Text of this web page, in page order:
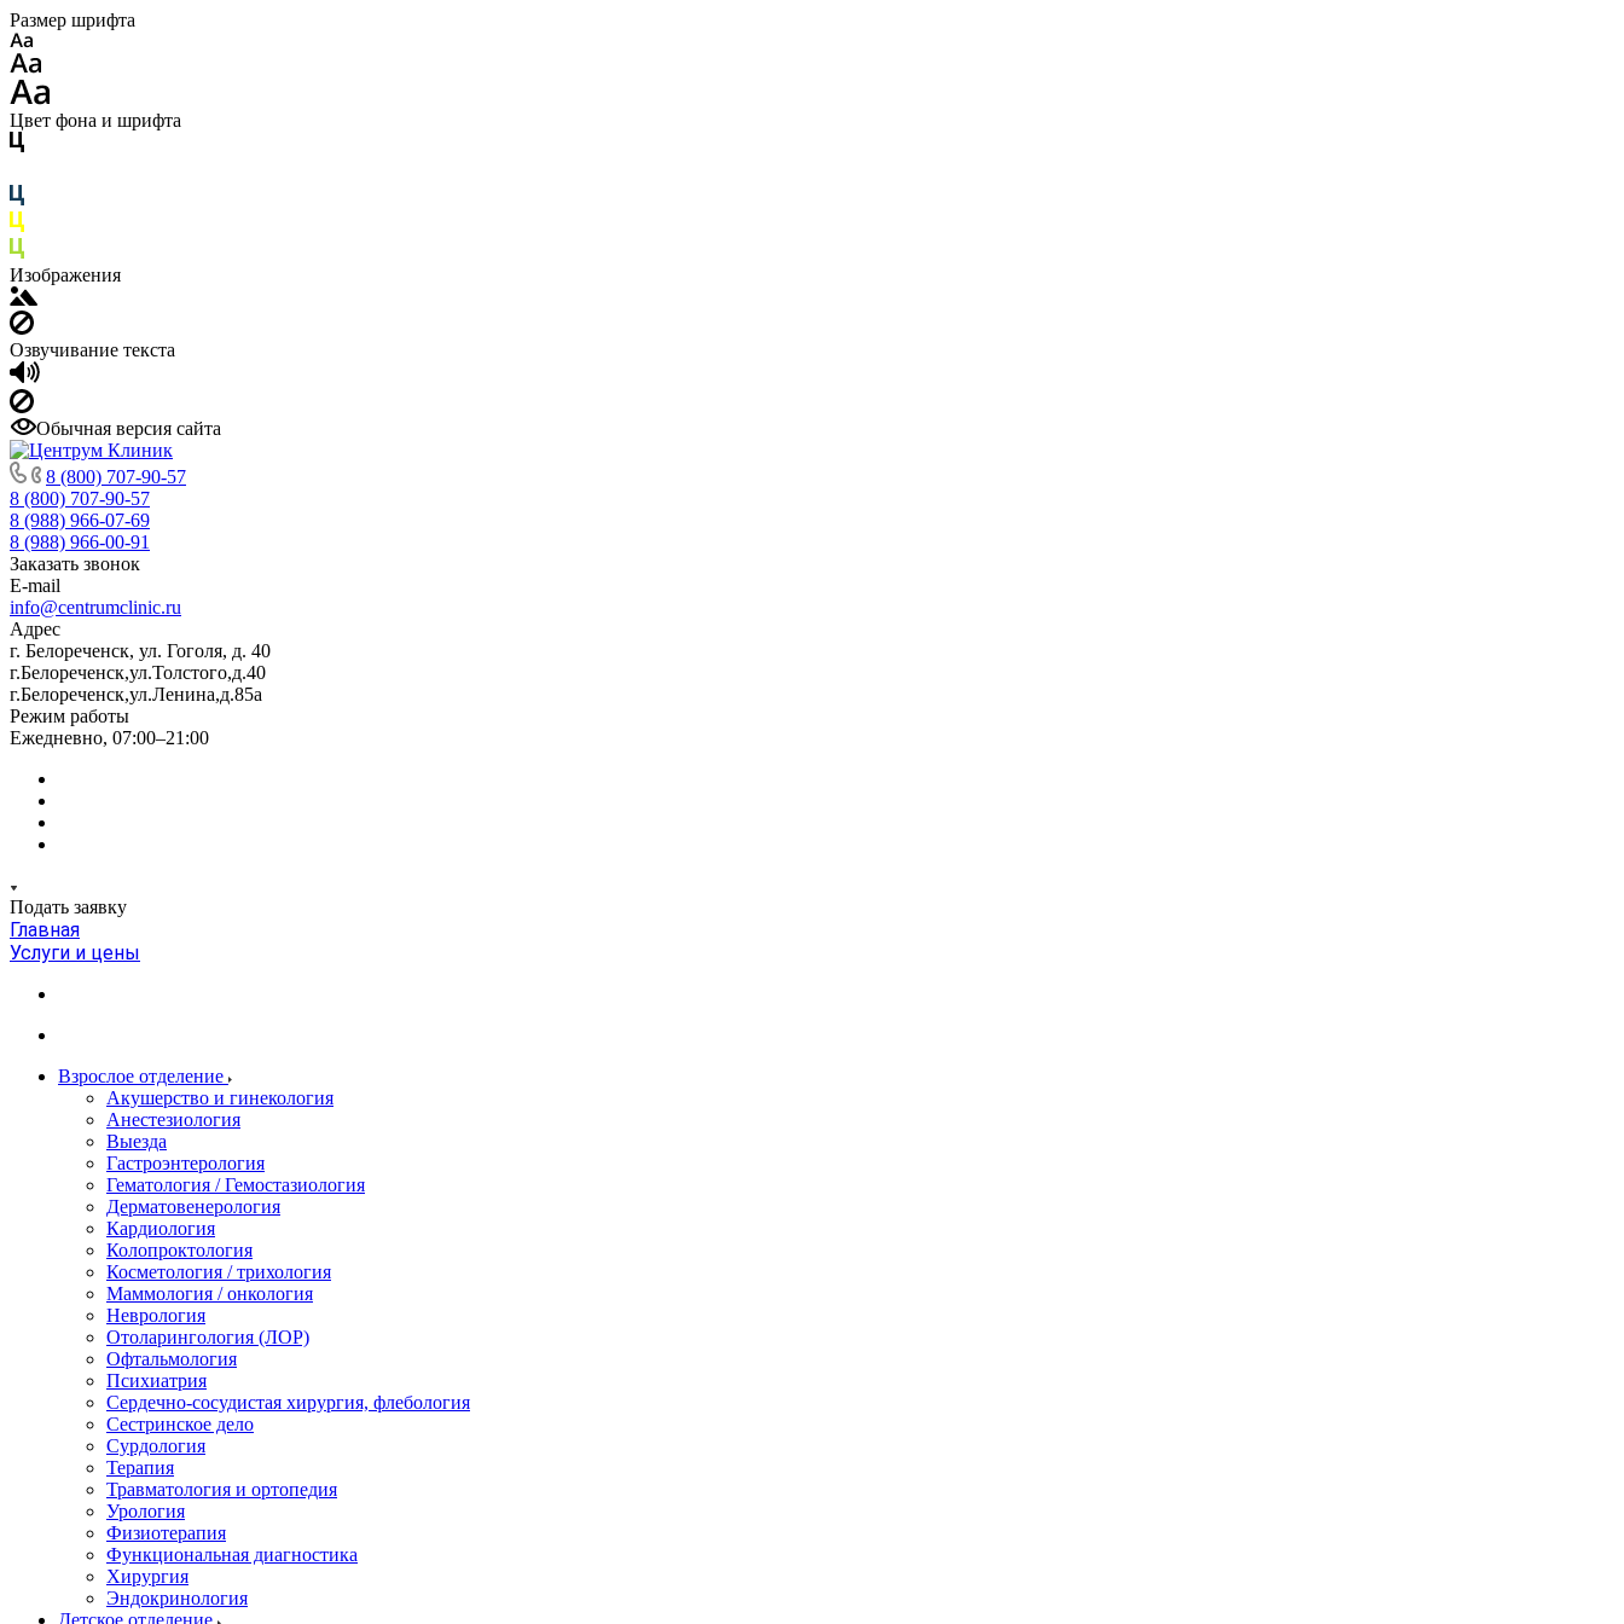
Размер шрифта
Цвет фона и шрифта
Изображения
Озвучивание текста
Обычная версия сайта
8 (800) 707-90-57
8 (800) 707-90-57
8 (988) 966-07-69
8 (988) 966-00-91
Заказать звонок
E-mail
info@centrumclinic.ru
Адрес
г. Белореченск, ул. Гоголя, д. 40
г.Белореченск,ул.Толстого,д.40
г.Белореченск,ул.Ленина,д.85а
Режим работы
Ежедневно, 07:00–21:00
Подать заявку
Главная
Услуги и цены
Взрослое отделение
Акушерство и гинекология
Анестезиология
Выезда
Гастроэнтерология
Гематология / Гемостазиология
Дерматовенерология
Кардиология
Колопроктология
Косметология / трихология
Маммология / онкология
Неврология
Отоларингология (ЛОР)
Офтальмология
Психиатрия
Сердечно-сосудистая хирургия, флебология
Сестринское дело
Сурдология
Терапия
Травматология и ортопедия
Урология
Физиотерапия
Функциональная диагностика
Хирургия
Эндокринология
Детское отделение